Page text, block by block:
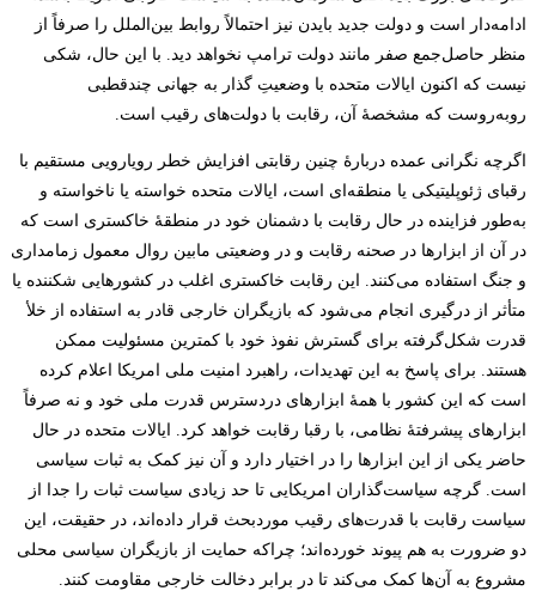
ادامه‌دار است و دولت جدید بایدن نیز احتمالاً روابط بین‌الملل را صرفاً از
منظر حاصل‌جمع صفر مانند دولت ترامپ نخواهد دید. با این حال، شکی
نیست که اکنون ایالات متحده با وضعیتِ گذار به جهانی چندقطبی
روبه‌روست که مشخصۀ آن، رقابت با دولت‌های رقیب است.
اگرچه نگرانی عمده دربارۀ چنین رقابتی افزایش خطر رویارویی مستقیم با
رقبای ژئوپلیتیکی یا منطقه‌ای است، ایالات متحده خواسته یا ناخواسته و
به‌طور فزاینده در حال رقابت با دشمنان خود در منطقۀ خاکستری است که
در آن از ابزارها در صحنه رقابت و در وضعیتی مابین روال معمول زمامداری
و جنگ استفاده می‌کنند. این رقابت خاکستری اغلب در کشورهایی شکننده یا
متأثر از درگیری انجام می‌شود که بازیگران خارجی قادر به استفاده از خلأ
قدرت شکل‌گرفته برای گسترش نفوذ خود با کمترین مسئولیت ممکن
هستند. برای پاسخ به این تهدیدات، راهبرد امنیت ملی امریکا اعلام کرده
است که این کشور با همۀ ابزارهای دردسترس قدرت ملی خود و نه صرفاً
ابزارهای پیشرفتۀ نظامی، با رقبا رقابت خواهد کرد. ایالات متحده در حال
حاضر یکی از این ابزارها را در اختیار دارد و آن نیز کمک به ثبات سیاسی
است. گرچه سیاست‌گذاران امریکایی تا حد زیادی سیاست ثبات را جدا از
سیاست رقابت با قدرت‌های رقیب موردبحث قرار داده‌اند، در حقیقت، این
دو ضرورت به هم پیوند خورده‌اند؛ چراکه حمایت از بازیگران سیاسی محلی
مشروع به آن‌ها کمک می‌کند تا در برابر دخالت خارجی مقاومت کنند.